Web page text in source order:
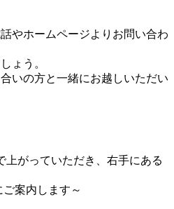
やホームページよりお問い合わ
ょう。
いの方と一緒にお越しいただい
上がっていただき、右手にある
案内します～